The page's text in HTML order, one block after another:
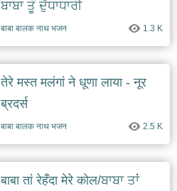
ਬਾਬਾ ਤੂੰ ਦੁੱਧਾਧਾਰੀ
बाबा बालक नाथ भजन 1.3 K
तेरे मस्त मलंगां ने धूणा लाया - नूर
ब्रदर्स
बाबा बालक नाथ भजन 2.5 K
बाबा तां रेहँदा मेरे कोल/ਬਾਬਾ ਤਾਂ